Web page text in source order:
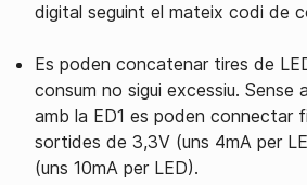
digital seguint el mateix codi de
Es poden concatenar tires de
consum no sigui excessiu. Sense
amb la ED1 es poden connectar
sortides de 3,3V (uns 4mA per
(uns 10mA per LED).